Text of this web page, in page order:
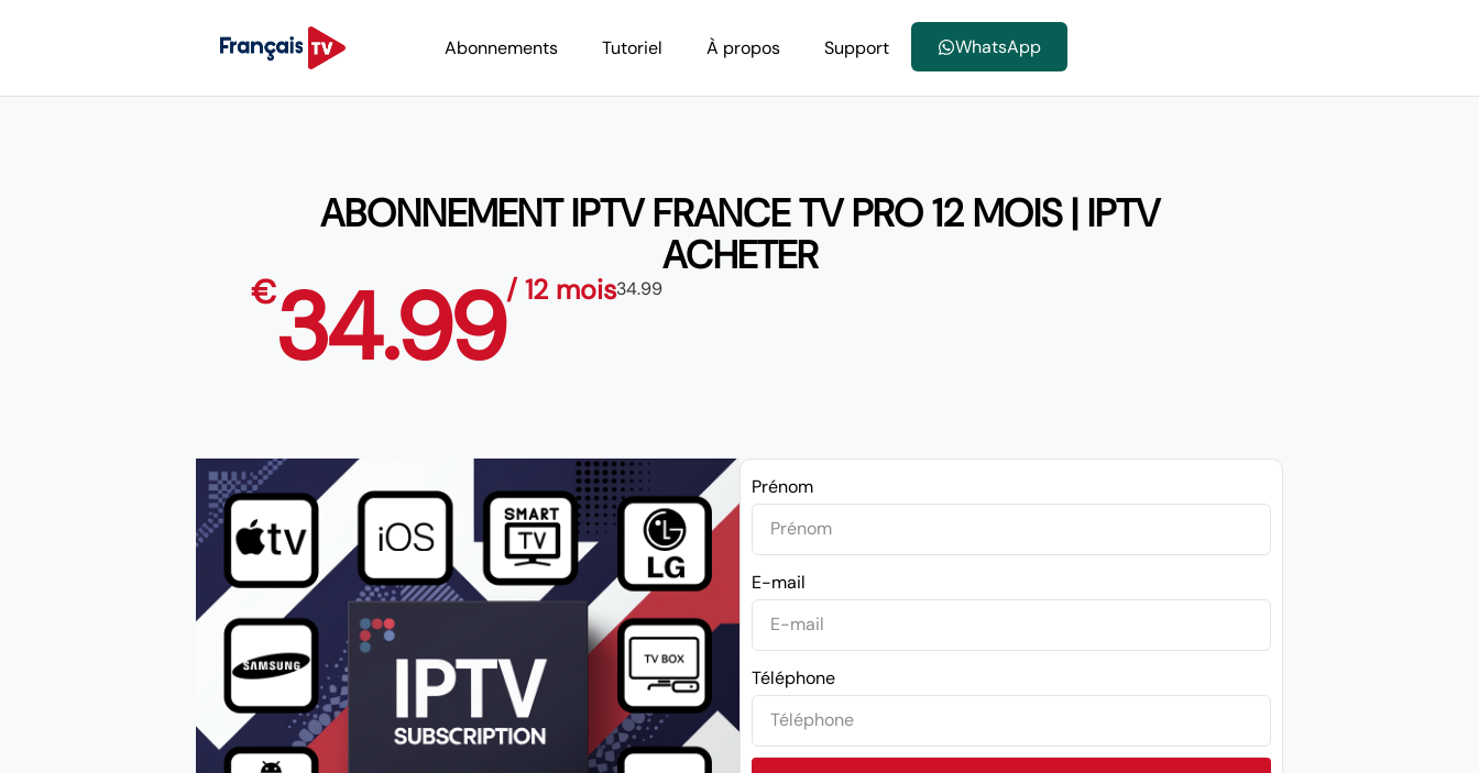
Abonnements Tutoriel À propos Support WhatsApp
ABONNEMENT IPTV FRANCE TV PRO 12 MOIS | IPTV
ACHETER
€34.99/ 12 mois34.99
Prénom
E-mail
Téléphone